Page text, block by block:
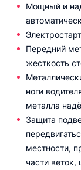
Мощный и
Передний
жесткость
ноги
металла
Защита
местности,
части